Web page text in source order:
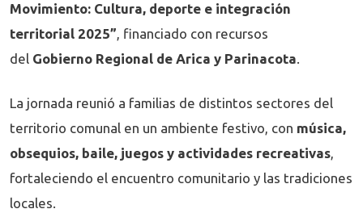
Movimiento: Cultura, deporte e integración
territorial 2025”, financiado con recursos
del Gobierno Regional de Arica y Parinacota.
La jornada reunió a familias de distintos sectores del
territorio comunal en un ambiente festivo, con música,
obsequios, baile, juegos y actividades recreativas
fortaleciendo el encuentro comunitario y las tradiciones
locales.